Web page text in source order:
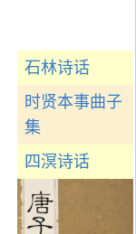
石林诗话
时贤本事曲子
集
四溟诗话